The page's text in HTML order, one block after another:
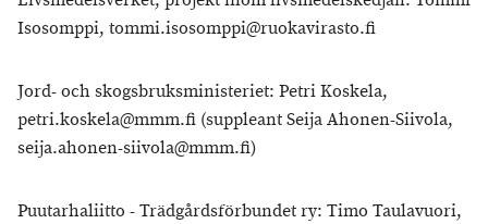
Isosomppi, tommi.isosomppi@ruokavirasto.fi
Jord- och skogsbruksministeriet: Petri Koskela,
petri.koskela@mmm.fi (suppleant Seija Ahonen-Siivola,
seija.ahonen-siivola@mmm.fi)
Puutarhaliitto - Trädgårdsförbundet ry: Timo Taulavuori,